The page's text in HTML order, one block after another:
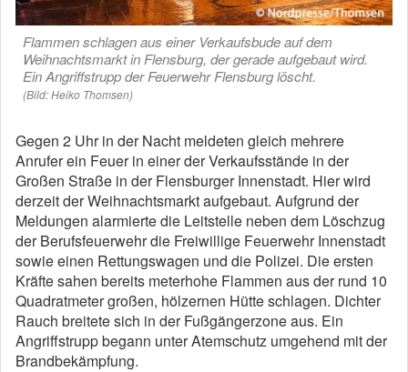
Flammen schlagen aus einer Verkaufsbude auf dem
Weihnachtsmarkt in Flensburg, der gerade aufgebaut wird.
Ein Angriffstrupp der Feuerwehr Flensburg löscht.
(Bild: Heiko Thomsen)
Gegen 2 Uhr in der Nacht meldeten gleich mehrere
Anrufer ein Feuer in einer der Verkaufsstände in der
Großen Straße in der Flensburger Innenstadt. Hier wird
derzeit der Weihnachtsmarkt aufgebaut. Aufgrund der
Meldungen alarmierte die Leitstelle neben dem Löschzug
der Berufsfeuerwehr die Freiwillige Feuerwehr Innenstadt
sowie einen Rettungswagen und die Polizei. Die ersten
Kräfte sahen bereits meterhohe Flammen aus der rund 10
Quadratmeter großen, hölzernen Hütte schlagen. Dichter
Rauch breitete sich in der Fußgängerzone aus. Ein
Angriffstrupp begann unter Atemschutz umgehend mit der
Brandbekämpfung.